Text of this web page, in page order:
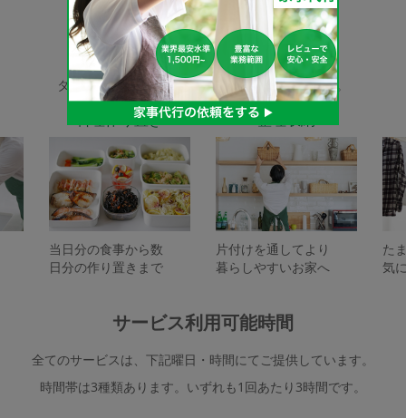
家事代行サービスの種類
タスカジで依頼できるサービスは下記となります。
料理作り置き
当日分の食事から数
日分の作り置きまで
整理収納
片付けを通してより
暮らしやすいお家へ
た
気
サービス利用可能時間
全てのサービスは、下記曜日・時間にてご提供しています。
時間帯は3種類あります。いずれも1回あたり3時間です。